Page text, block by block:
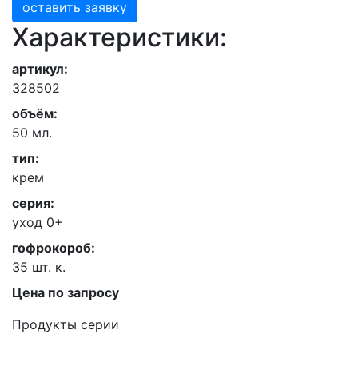
оставить заявку
Характеристики:
артикул:
328502
объём:
50 мл.
тип:
крем
серия:
уход 0+
гофрокороб:
35 шт. к.
Цена по запросу
Продукты серии